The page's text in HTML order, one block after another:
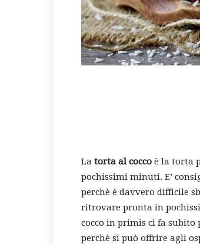
La torta al cocco è la torta
pochissimi minuti. E’
perchè è davvero difficile
ritrovare pronta in
cocco in primis ci fa subito
perchè si può offrire agli